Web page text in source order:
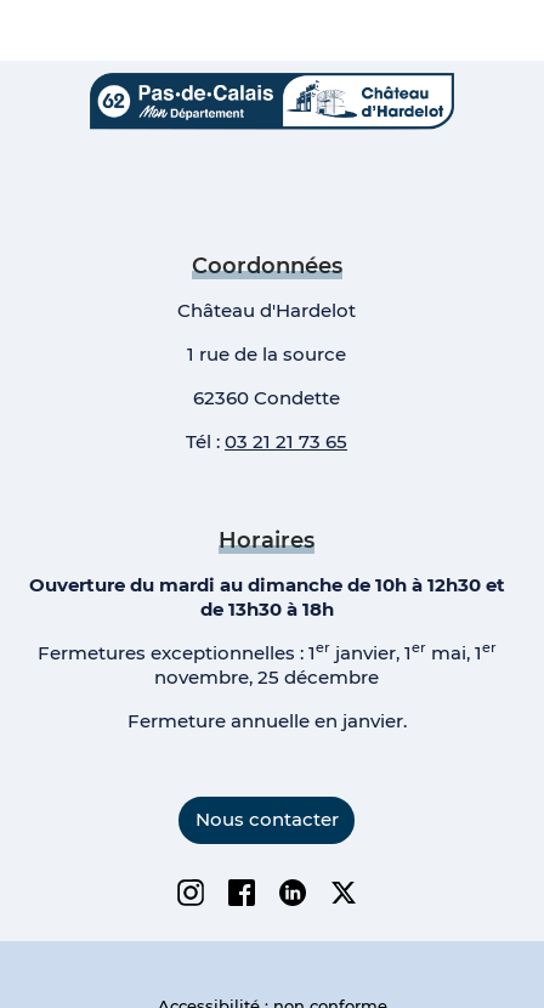
Coordonnées
Château d'Hardelot
1 rue de la source
62360 Condette
Tél :03 21 21 73 65
Horaires
Ouverture du mardi au dimanche de 10h à 12h30 et
de 13h30 à 18h
Fermetures exceptionnelles : 1erjanvier, 1ermai, 1er
novembre, 25 décembre
Fermeture annuelle en janvier.
Nous contacter
InstagramFacebookLinkedinTwitter